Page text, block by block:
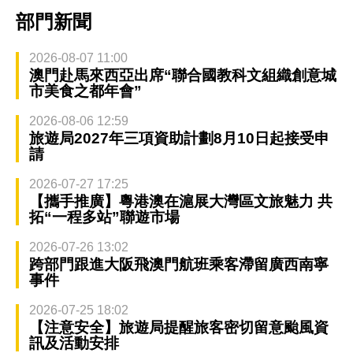
部門新聞
2026-08-07 11:00
澳門赴馬來西亞出席“聯合國教科文組織創意城
市美食之都年會”
2026-08-06 12:59
旅遊局2027年三項資助計劃8月10日起接受申
請
2026-07-27 17:25
【攜手推廣】粵港澳在滬展大灣區文旅魅力 共
拓“一程多站”聯遊市場
2026-07-26 13:02
跨部門跟進大阪飛澳門航班乘客滯留廣西南寧
事件
2026-07-25 18:02
【注意安全】旅遊局提醒旅客密切留意颱風資
訊及活動安排